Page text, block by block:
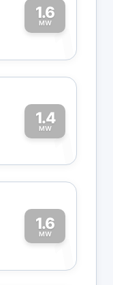
1.6
MW1
1.4
MW1
1.6
MW1